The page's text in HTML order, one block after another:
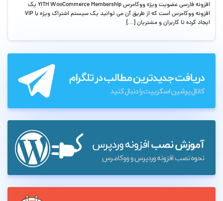
افزونه فارسی عضویت ویژه ووکامرس YITH WooCommerce Membership یک
افزونه ووکامرس است که از طریق آن می توانید یک سیستم اشتراک ویژه با VIP
ایجاد کرده تا کاربران و مشتریان […]